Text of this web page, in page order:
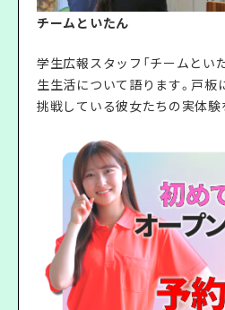
チームといたん
学生広報スタッフ「チームとい
生生活について語ります。戸板
挑戦している彼女たちの実体験